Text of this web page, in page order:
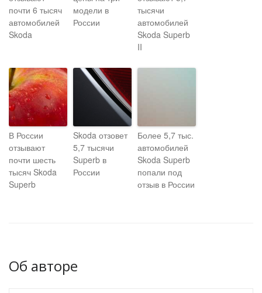
почти 6 тысяч
автомобилей
Skoda
модели в
России
тысячи
автомобилей
Skoda Superb
II
В России
отзывают
почти шесть
тысяч Skoda
Superb
Skoda отзовет
5,7 тысячи
Superb в
России
Более 5,7 тыс.
автомобилей
Skoda Superb
попали под
отзыв в России
Об авторе